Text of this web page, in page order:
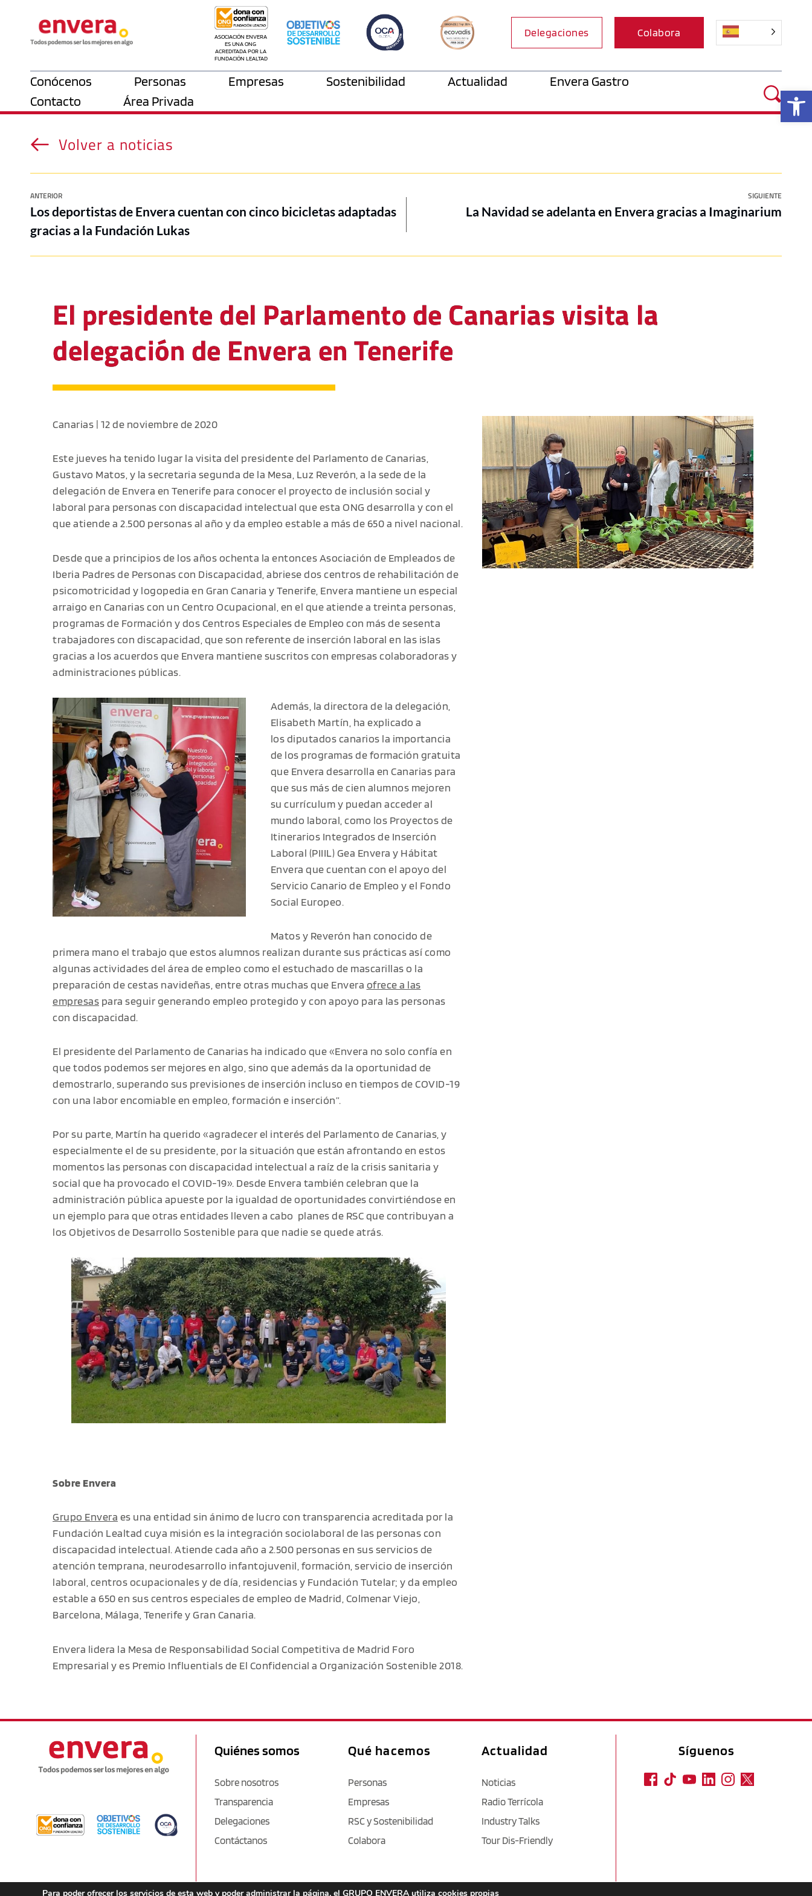
ASOCIACIÓN ENVERA
ES UNA ONG
ACREDITADA POR LA
FUNDACIÓN LEALTAD
Delegaciones Colabora
Conócenos Personas Empresas Sostenibilidad Actualidad
Envera Gastro
Contacto
Área Privada
Volver a noticias
ANTERIOR SIGUIENTE
Los deportistas de Envera cuentan con cinco bicicletas adaptadas
gracias a la Fundación Lukas
La Navidad se adelanta en Envera gracias a Imaginarium
El presidente del Parlamento de Canarias visita la
delegación de Envera en Tenerife
Canarias | 12 de noviembre de 2020
Este jueves ha tenido lugar la visita del presidente del Parlamento de Canarias,
Gustavo Matos, y la secretaria segunda de la Mesa, Luz Reverón, a la sede de la
delegación de Envera en Tenerife para conocer el proyecto de inclusión social y
laboral para personas con discapacidad intelectual que esta ONG desarrolla y con el
que atiende a 2.500 personas al año y da empleo estable a más de 650 a nivel nacional.
Desde que a principios de los años ochenta la entonces Asociación de Empleados de
Iberia Padres de Personas con Discapacidad, abriese dos centros de rehabilitación de
psicomotricidad y logopedia en Gran Canaria y Tenerife, Envera mantiene un especial
arraigo en Canarias con un Centro Ocupacional, en el que atiende a treinta personas,
programas de Formación y dos Centros Especiales de Empleo con más de sesenta
trabajadores con discapacidad, que son referente de inserción laboral en las islas
gracias a los acuerdos que Envera mantiene suscritos con empresas colaboradoras y
administraciones públicas.
Además, la directora de la delegación,
Elisabeth Martín, ha explicado a
los diputados canarios la importancia
de los programas de formación gratuita
que Envera desarrolla en Canarias para
que sus más de cien alumnos mejoren
su currículum y puedan acceder al
mundo laboral, como los Proyectos de
Itinerarios Integrados de Inserción
Laboral (PIIIL) Gea Envera y Hábitat
Envera que cuentan con el apoyo del
Servicio Canario de Empleo y el Fondo
Social Europeo.
Matos y Reverón han conocido de
primera mano el trabajo que estos alumnos realizan durante sus prácticas así como
algunas actividades del área de empleo como el estuchado de mascarillas o la
preparación de cestas navideñas, entre otras muchas que Envera ofrece a las
empresas para seguir generando empleo protegido y con apoyo para las personas
con discapacidad.
El presidente del Parlamento de Canarias ha indicado que «Envera no solo confía en
que todos podemos ser mejores en algo, sino que además da la oportunidad de
demostrarlo, superando sus previsiones de inserción incluso en tiempos de COVID-19
con una labor encomiable en empleo, formación e inserción”.
Por su parte, Martín ha querido «agradecer el interés del Parlamento de Canarias, y
especialmente el de su presidente, por la situación que están afrontando en estos
momentos las personas con discapacidad intelectual a raíz de la crisis sanitaria y
social que ha provocado el COVID-19». Desde Envera también celebran que la
administración pública apueste por la igualdad de oportunidades convirtiéndose en
un ejemplo para que otras entidades lleven a cabo planes de RSC que contribuyan a
los Objetivos de Desarrollo Sostenible para que nadie se quede atrás.
Sobre Envera
Grupo Envera es una entidad sin ánimo de lucro con transparencia acreditada por la
Fundación Lealtad cuya misión es la integración sociolaboral de las personas con
discapacidad intelectual. Atiende cada año a 2.500 personas en sus servicios de
atención temprana, neurodesarrollo infantojuvenil, formación, servicio de inserción
laboral, centros ocupacionales y de día, residencias y Fundación Tutelar; y da empleo
estable a 650 en sus centros especiales de empleo de Madrid, Colmenar Viejo,
Barcelona, Málaga, Tenerife y Gran Canaria.
Envera lidera la Mesa de Responsabilidad Social Competitiva de Madrid Foro
Empresarial y es Premio Influentials de El Confidencial a Organización Sostenible 2018.
Quiénes somos
Sobre nosotros
Transparencia
Delegaciones
Contáctanos
Qué hacemos
Personas
Empresas
RSC y Sostenibilidad
Colabora
Actualidad
Noticias
Radio Terrícola
Industry Talks
Tour Dis-Friendly
Síguenos
Para poder ofrecer los servicios de esta web y poder administrar la página, el GRUPO ENVERA utiliza cookies propias